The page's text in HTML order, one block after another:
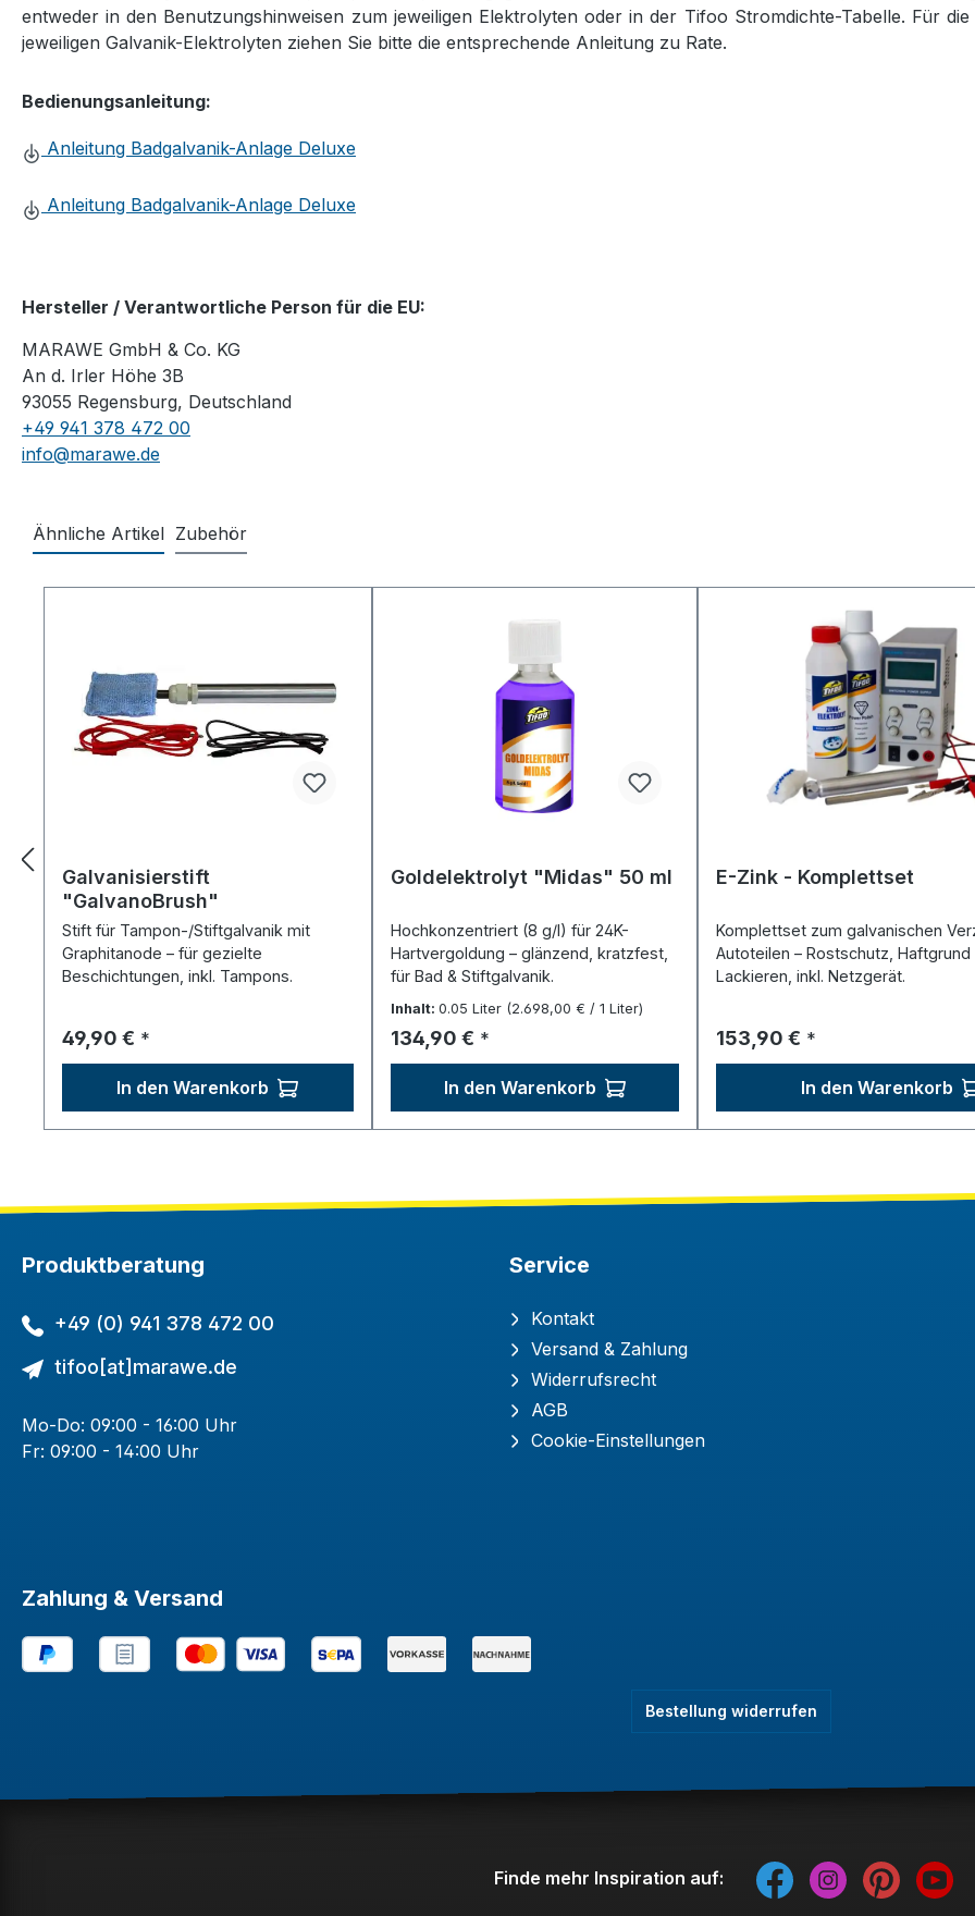
entweder in den Benutzungshinweisen zum jeweiligen Elektrolyten oder in der Tifoo Stromdichte-Tabelle. Für
jeweiligen Galvanik-Elektrolyten ziehen Sie bitte die entsprechende Anleitung zu Rate.
Bedienungsanleitung:
Anleitung Badgalvanik-Anlage Deluxe
Anleitung Badgalvanik-Anlage Deluxe
Hersteller / Verantwortliche Person für die EU:
MARAWE GmbH & Co. KG
An d. Irler Höhe 3B
93055 Regensburg, Deutschland
+49 941 378 472 00
info@marawe.de
Ähnliche Artikel Zubehör
Galvanisierstift
"GalvanoBrush"
Stift für Tampon-/Stiftgalvanik mit
Graphitanode – für gezielte
Beschichtungen, inkl. Tampons.
Regulärer Preis:
49,90 € *
In den Warenkorb
Goldelektrolyt "Midas" 50 ml
Hochkonzentriert (8 g/l) für 24K-
Hartvergoldung – glänzend, kratzfest,
für Bad & Stiftgalvanik.
Inhalt: 0.05 Liter (2.698,00 € / 1 Liter)
Regulärer Preis:
134,90 € *
In den Warenkorb
E-Zink - Komplettset
Komplettset zum galvanischen
Autoteilen – Rostschutz, Haftgrund
Lackieren, inkl. Netzgerät.
Regulärer Preis:
153,90 € *
In den Warenkorb
Produktberatung
+49 (0) 941 378 472 00
tifoo[at]marawe.de
Mo-Do: 09:00 - 16:00 Uhr
Fr: 09:00 - 14:00 Uhr
Service
Kontakt
Versand & Zahlung
Widerrufsrecht
AGB
Cookie-Einstellungen
Zahlung & Versand
Bestellung widerrufen
Finde mehr Inspiration auf: